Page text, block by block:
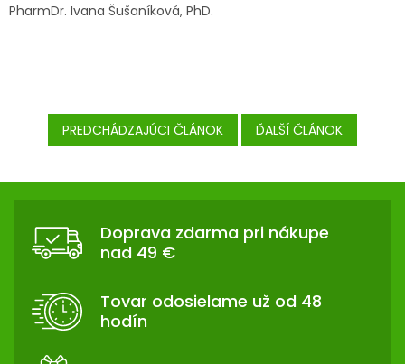
PharmDr. Ivana Šušaníková, PhD.
PREDCHÁDZAJÚCI ČLÁNOK ĎALŠÍ ČLÁNOK
Z
Doprava zdarma pri nákupe
nad 49 €
Tovar odosielame už od 48
hodín